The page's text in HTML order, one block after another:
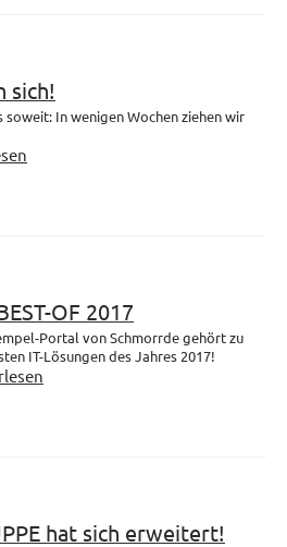
sich!
soweit: In wenigen Wochen ziehen wir
OF 2017
Portal von Schmorrde gehört zu
IT-Lösungen des Jahres 2017!
hat sich erweitert!